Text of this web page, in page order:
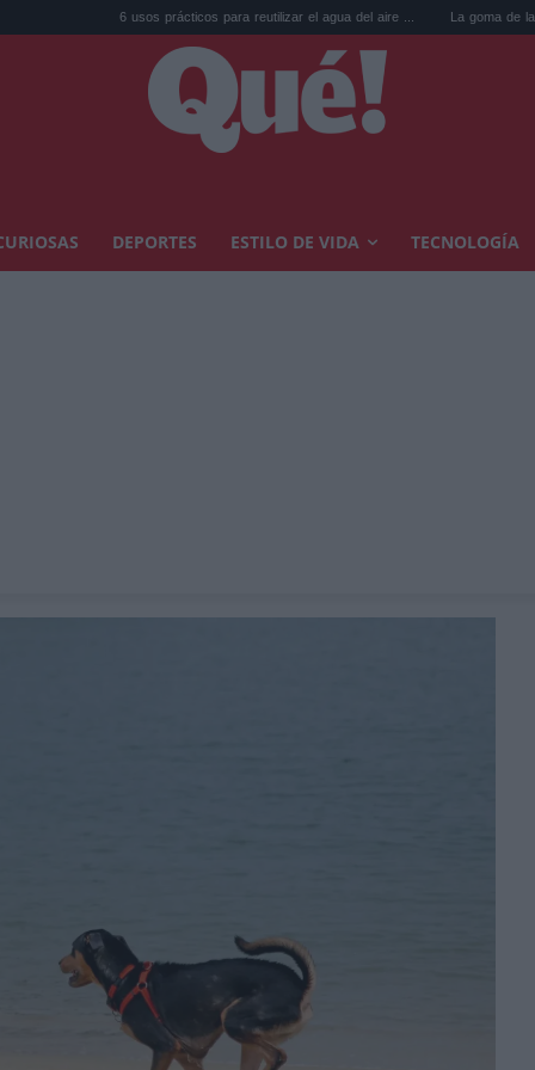
6 usos prácticos para reutilizar el agua del aire ... La goma de la nevera: el truco
DEPORTES ESTILO DE VIDA TECNOLOGÍA